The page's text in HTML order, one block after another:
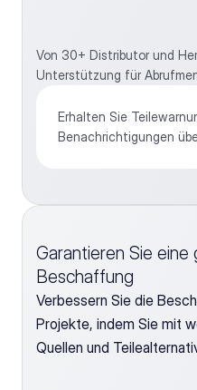
Von 30+ Distributor und
Unterstützung für
Erhalten Sie
Benachrichtigungen
Garantieren Sie eine
Beschaffung
Verbessern Sie die
Projekte, indem Sie mit
Quellen und